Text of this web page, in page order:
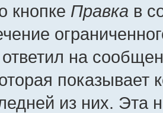
кнопке Правка в
ответил на
показывает
из них. Эта